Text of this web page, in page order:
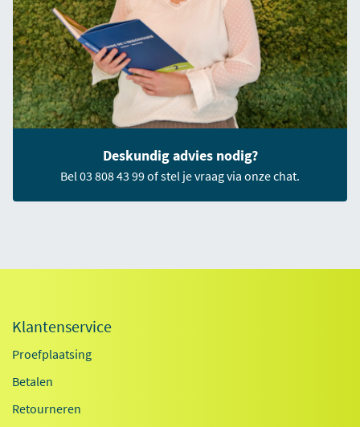
Deskundig advies nodig?
Bel 03 808 43 99 of stel je vraag via onze chat.
Klantenservice
Proefplaatsing
Betalen
Retourneren